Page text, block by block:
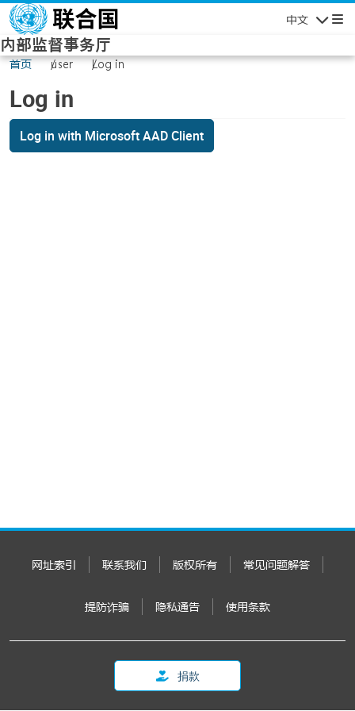
Skip to main content
中文
内部监督事务厅
首页 user Log in
Log in
Log in with Microsoft AAD Client
网址索引 联系我们 版权所有 常见问题解答
提防诈骗 隐私通告 使用条款
捐款